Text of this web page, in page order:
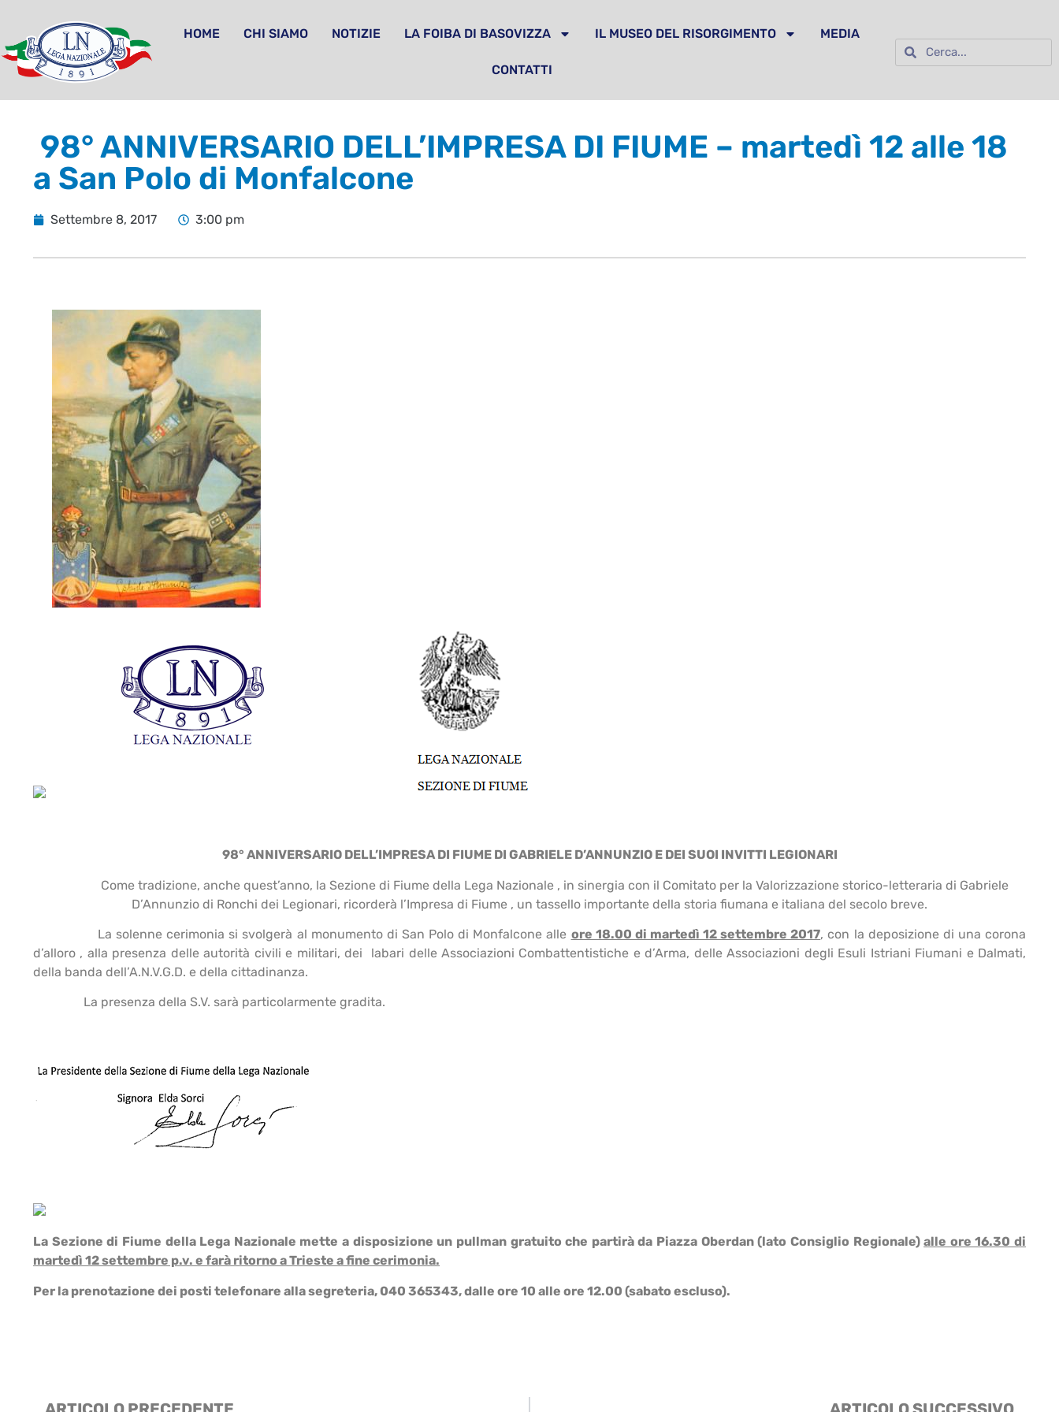
HOME CHI SIAMO NOTIZIE LA FOIBA DI BASOVIZZA IL MUSEO DEL RISORGIMENTO MEDIA
CONTATTI
98° ANNIVERSARIO DELL’IMPRESA DI FIUME – martedì 12 alle 18
a San Polo di Monfalcone
Settembre 8, 2017 3:00 pm
98° ANNIVERSARIO DELL’IMPRESA DI FIUME DI GABRIELE D’ANNUNZIO E DEI SUOI INVITTI LEGIONARI
Come tradizione, anche quest’anno, la Sezione di Fiume della Lega Nazionale , in sinergia con il Comitato per la Valorizzazione storico-letteraria di Gabriele
D’Annunzio di Ronchi dei Legionari, ricorderà l’Impresa di Fiume , un tassello importante della storia fiumana e italiana del secolo breve.
La solenne cerimonia si svolgerà al monumento di San Polo di Monfalcone alle ore 18.00 di martedì 12 settembre 2017, con la deposizione di una corona
d’alloro , alla presenza delle autorità civili e militari, dei labari delle Associazioni Combattentistiche e d’Arma, delle Associazioni degli Esuli Istriani Fiumani e Dalmati,
della banda dell’A.N.V.G.D. e della cittadinanza.
La presenza della S.V. sarà particolarmente gradita.
La Sezione di Fiume della Lega Nazionale mette a disposizione un pullman gratuito che partirà da Piazza Oberdan (lato Consiglio Regionale)alle ore 16.30 di
martedì 12 settembre p.v. e farà ritorno a Trieste a fine cerimonia.
Per la prenotazione dei posti telefonare alla segreteria, 040 365343, dalle ore 10 alle ore 12.00 (sabato escluso).